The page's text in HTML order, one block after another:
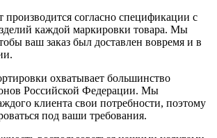
производится согласно спецификации с
каждой маркировки товара. Мы
ваш заказ был доставлен вовремя и в
охватывает большинство
Российской Федерации. Мы
клиента свои потребности, поэтому
под ваши требования.